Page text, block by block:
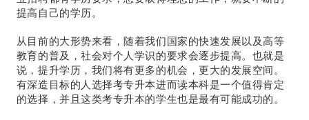
提高自己的学历。
从目前的大形势来看，随着我们国家的快速发展以及高等
教育的普及，社会对个人学识的要求会逐步提高。也就是
说，提升学历，我们将有更多的机会，更大的发展空间。
有深造目标的人选择考专升本进而读本科是一个值得肯定
的选择，并且这类考专升本的学生也是最有可能成功的。